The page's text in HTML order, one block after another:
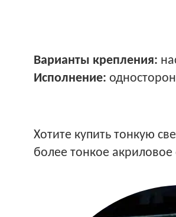
Варианты крепления:
Исполнение:
Хотите купить тонкую
более тонкое